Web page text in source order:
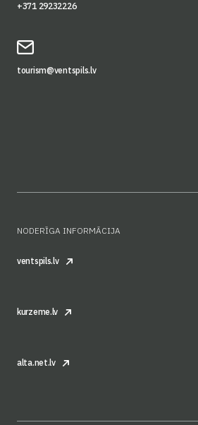
+371 29232226
tourism@ventspils.lv
NODERĪGA INFORMĀCIJA
ventspils.lv
kurzeme.lv
alta.net.lv